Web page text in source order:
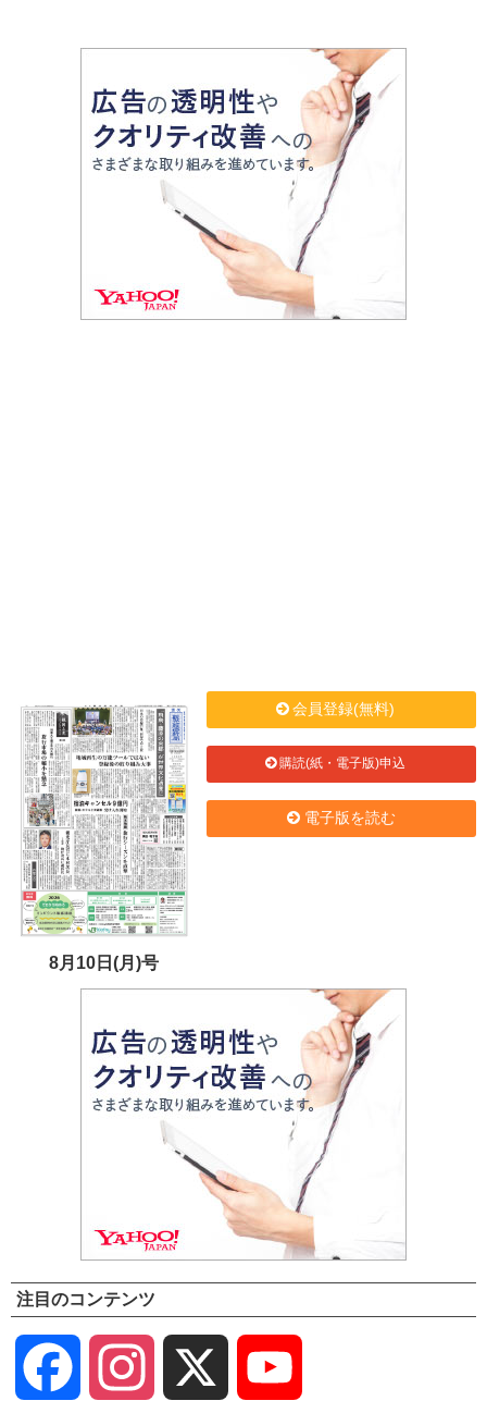
8月10日(月)号
会員登録(無料)
購読(紙・電子版)申込
電子版を読む
注目のコンテンツ
Facebook Instagram